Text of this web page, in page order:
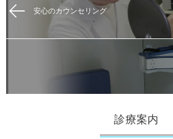
安心のカウンセリング
診療案内